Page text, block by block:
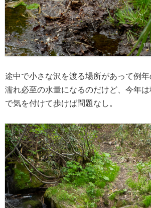
途中で小さな沢を渡る場所があって例
濡れ必至の水量になるのだけど、今年
で気を付けて歩けば問題なし。